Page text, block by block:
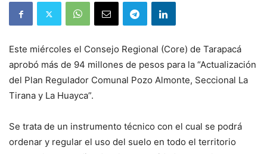
Este miércoles el Consejo Regional (Core) de Tarapacá
aprobó más de 94 millones de pesos para la “Actualización
del Plan Regulador Comunal Pozo Almonte, Seccional La
Tirana y La Huayca”.
Se trata de un instrumento técnico con el cual se podrá
ordenar y regular el uso del suelo en todo el territorio